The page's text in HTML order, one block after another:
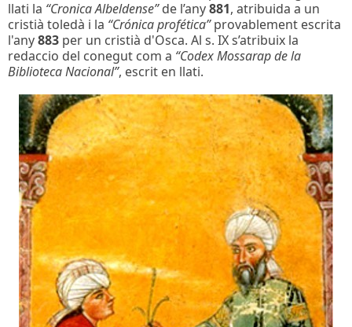
llati la “Cronica Albeldense”de l’any881, atribuida a un
cristià toledà i la “Crónica profética”provablement escrita
l'any883 per un cristià d'Osca. Al s. IX s’atribuix la
redaccio del conegut com a “Codex Mossarap de la
Biblioteca Nacional”, escrit en llati.